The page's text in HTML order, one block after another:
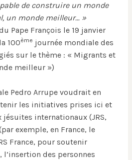
de construire un monde
un monde meilleur… »
Pape François le 19 janvier
100ème journée mondiale des
sur le thème : « Migrants et
meilleur »)
Pedro Arrupe voudrait en
les initiatives prises ici et
jésuites internationaux (JRS,
exemple, en France, le
France, pour soutenir
l’insertion des personnes